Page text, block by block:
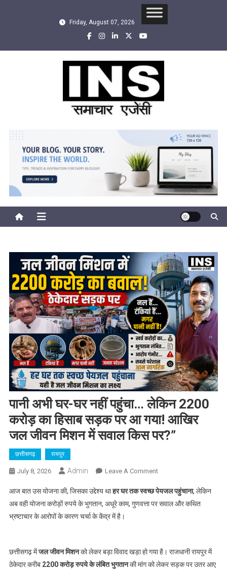
Friday, August 07, 2026
INS
पानी अभी घर-घर नहीं पहुंचा… लेकिन 2200
करोड़ का हिसाब सड़क पर आ गया! आखिर
जल जीवन मिशन में सवाल किस पर?”
छत्तीसगढ़ रायपुर
July 8, 2026 Admin Leave A CommentOn
अभी
घर-
लेकिन
2200
आज बात उस योजना की, जिसका उद्देश्य थाहर घर तक स्वच्छ पेयजल पहुंचाना, लेकिन
अब वही योजना करोड़ों रुपये के भुगतान, अधूरे काम, गुणवत्ता पर सवाल और कथित
भ्रष्टाचार के आरोपों के कारण चर्चा के केंद्र में है।
छत्तीसगढ़ मेंजल जीवन मिशनको लेकर बड़ा विवाद खड़ा हो गया है। राजधानी रायपुर में
ठेकेदार करीब 2200 करोड़ रुपये के लंबित भुगतानकी मांग को लेकर सड़क पर उतर आए